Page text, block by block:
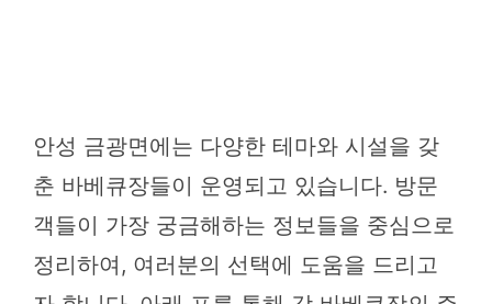
안성 금광면에는 다양한 테마와 시설을 갖
춘 바베큐장들이 운영되고 있습니다. 방문
객들이 가장 궁금해하는 정보들을 중심으로
정리하여, 여러분의 선택에 도움을 드리고